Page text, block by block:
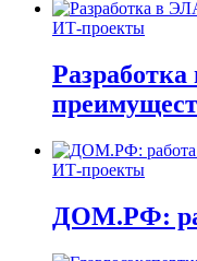
ИТ-проекты
ИТ-проекты
ДОМ.РФ: